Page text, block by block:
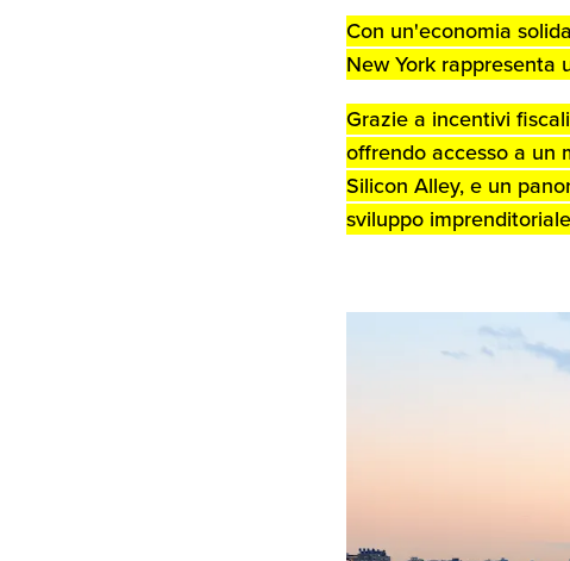
Con un'economia
New York
Grazie a incentivi
offrendo accesso a un
Silicon Alley, e un
sviluppo